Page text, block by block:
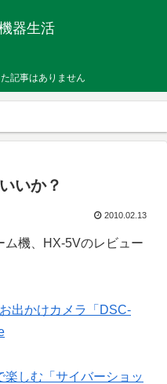
器生活
記事はありません
いか？
2010.02.13
ム機、HX-5Vのレビュー
出かけカメラ「DSC-
しむ「サイバーショッ